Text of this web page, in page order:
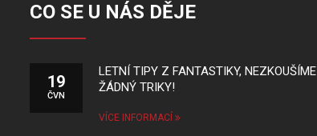
CO SE U NÁS DĚJE
19
ČVN
LETNÍ TIPY Z FANTASTIKY, NEZKOUŠÍME
ŽÁDNÝ TRIKY!
VÍCE INFORMACÍ